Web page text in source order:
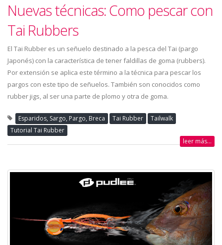
Nuevas técnicas: Como pescar con
Tai Rubbers
El Tai Rubber es un señuelo destinado a la pesca del Tai (pargo
Japonés) con la característica de tener faldillas de goma (rubbers).
Por extensión se aplica este término a la técnica para pescar los
pargos con este tipo de señuelos. También son conocidos como
rubber jigs, al ser una parte de plomo y otra de goma.
Esparidos, Sargo, Pargo, Breca Tai Rubber
Tailwalk
Tutorial Tai Rubber
leer más...